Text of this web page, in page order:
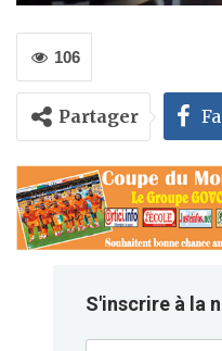
106
Partager
S'inscrire à la